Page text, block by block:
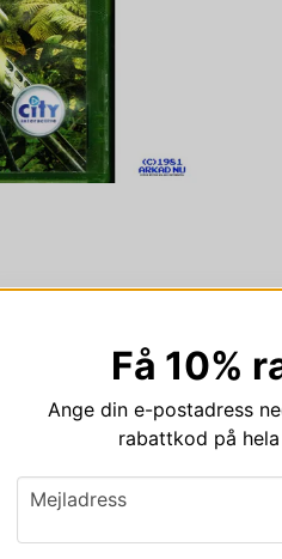
Få 10%
Ange din e-postadress
rabattkod på
email
Mejladress